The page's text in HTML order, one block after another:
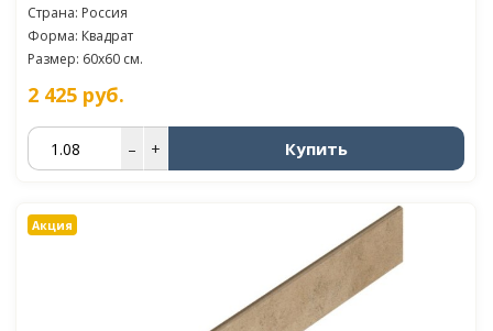
Страна: Россия
Форма: Квадрат
Размер: 60x60 см.
2 425 руб.
– + Купить
Акция